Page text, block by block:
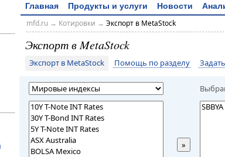
Главная Продукты и услуги Новости
mfd.ru→ Котировки → Экспорт в MetaStock
Экспорт в MetaStock
Экспорт в MetaStock Помощь по разделу
»